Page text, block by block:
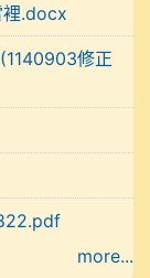
裡.docx
修正
more...